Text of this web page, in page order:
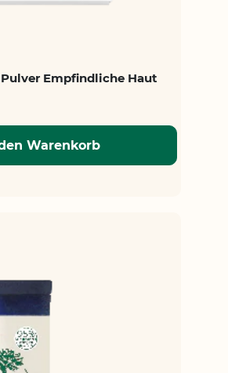
Empfindliche Haut
Warenkorb